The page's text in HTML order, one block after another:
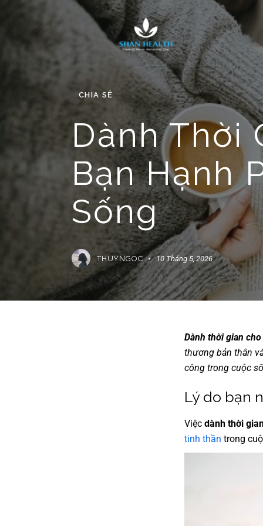
CHIA SẺ
Dành Thời
Bạn Hạnh
Sống
THUYNGOC 10 Tháng 5, 2026
Dành thời gian
thương bản thân
công trong cuộc
Lý do bạn
Việc dành thời
tinh thần trong